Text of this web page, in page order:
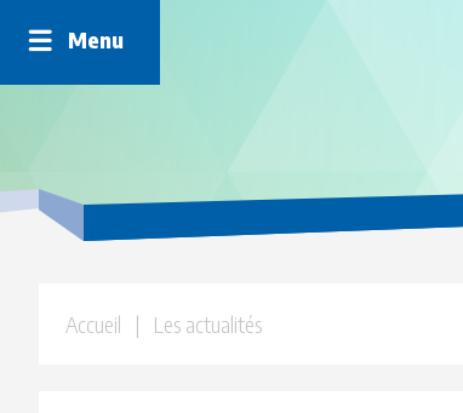
Menu
Accueil | Les actualités